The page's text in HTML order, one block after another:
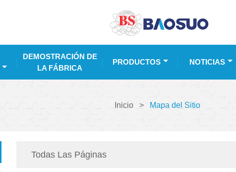
DEMOSTRACIÓN DE
LA FÁBRICA
PRODUCTOS NOTICIAS
Inicio > Mapa del Sitio
Todas Las Páginas